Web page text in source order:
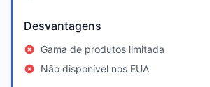
Desvantagens
Gama de produtos limitada
Não disponível nos EUA